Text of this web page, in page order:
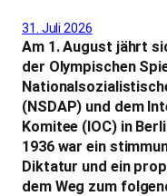
31. Juli 2026
Am 1. August jährt
der Olympischen
(NSDAP) und dem
Komitee (IOC) in
1936 war ein
Diktatur und ein
dem Weg zum